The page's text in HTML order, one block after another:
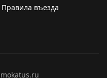
Правила въезда